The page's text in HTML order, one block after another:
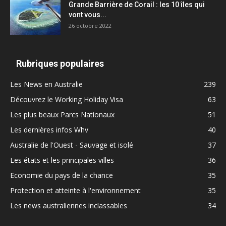
Grande Barrière de Corail : les 10 îles qui
vont vous...
26 octobre 2022
Rubriques populaires
Les News en Australie
239
Découvrez le Working Holiday Visa
63
Les plus beaux Parcs Nationaux
51
Les dernières infos Whv
40
Australie de l'Ouest - Sauvage et isolé
37
Les états et les principales villes
36
Economie du pays de la chance
35
Protection et atteinte à l'environnement
35
Les news australiennes inclassables
34